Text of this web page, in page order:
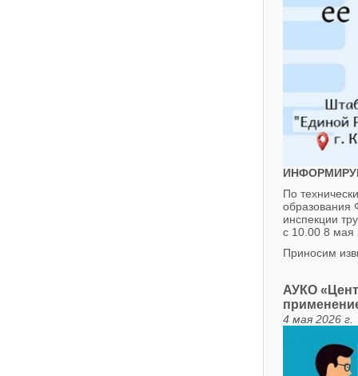
По
образования
инспекции
с 10.00 8 мая
Приносим
АУКО
4 мая 2026 г.